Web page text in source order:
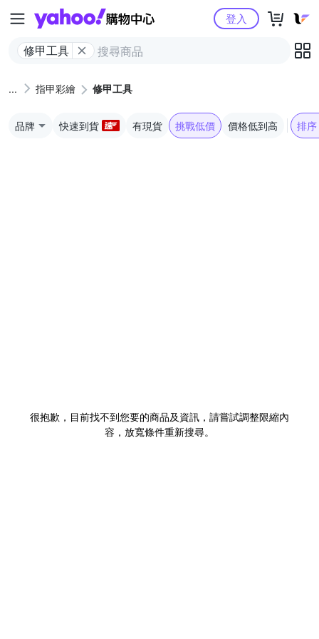
Yahoo購物中心
修甲工具
登入
指甲彩繪 修甲工具
品牌 快速到貨 有現貨 挑戰低價 價格低到高 排序
很抱歉，目前找不到您要的商品及資訊，請嘗試調整限縮內
容，放寬條件重新搜尋。